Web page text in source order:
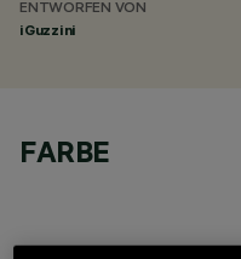
ENTWORFEN VON
iGuzzini
FARBE